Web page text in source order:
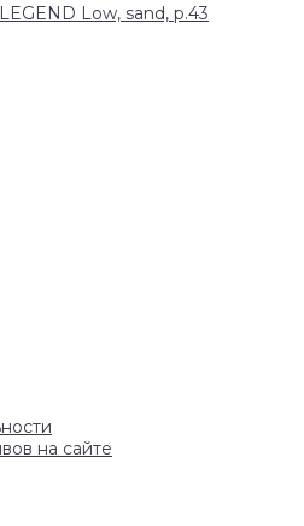
Low, sand, р.43
на сайте